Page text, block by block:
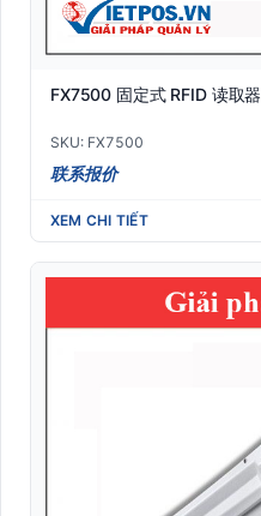
FX7500 固定式 RFID 读取器
SKU: FX7500
联系报价
XEM CHI TIẾT